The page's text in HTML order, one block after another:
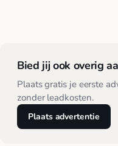
Bied jij ook overig
Plaats gratis je eerste
zonder leadkosten.
Plaats advertentie